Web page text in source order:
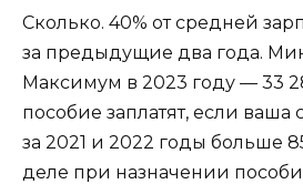
Сколько. 40% от средней
за предыдущие два года.
Максимум в 2023 году — 33
пособие заплатят, если ваша
за 2021 и 2022 годы больше
деле при назначении